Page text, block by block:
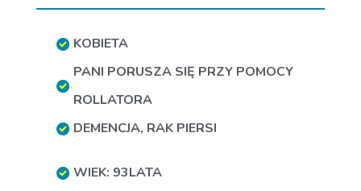
KOBIETA
PANI PORUSZA SIĘ PRZY POMOCY
ROLLATORA
DEMENCJA, RAK PIERSI
WIEK: 93LATA